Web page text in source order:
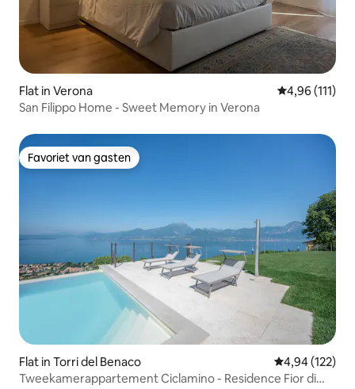
Flat in Verona Gemiddelde
4,96 (111)
San Filippo Home - Sweet Memory in Verona
Favoriet van gasten
Favoriet van gasten
Flat in Torri del Benaco Gemiddelde
4,94 (122)
Tweekamerappartement Ciclamino - Residence Fior di